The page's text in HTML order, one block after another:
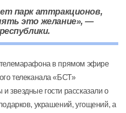
парк аттракционов,
это желание», —
в прямом эфире
телеканала «БСТ»
звездные гости рассказали о
украшений, угощений, а